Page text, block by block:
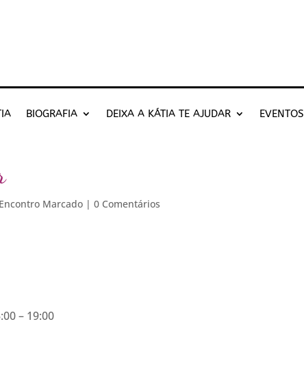
BIOGRAFIA DEIXA A KÁTIA TE AJUDAR EVENTOS
Encontro Marcado |0 Comentários
– 19:00